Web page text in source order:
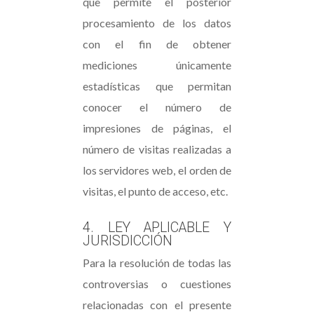
procesamiento de los datos
con el fin de obtener
mediciones únicamente
estadísticas que permitan
conocer el número de
impresiones de páginas, el
número de visitas realizadas a
los servidores web, el orden de
visitas, el punto de acceso, etc.
4. LEY APLICABLE Y
JURISDICCIÓN
Para la resolución de todas las
controversias o cuestiones
relacionadas con el presente